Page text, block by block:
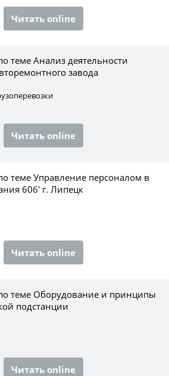
Читать online
теме Анализ деятельности
завода
Читать online
теме Управление персоналом в
606' г. Липецк
Читать online
теме Оборудование и принципы
подстанции
Читать online